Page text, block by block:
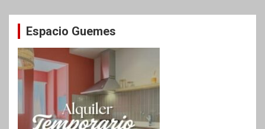
Espacio Guemes